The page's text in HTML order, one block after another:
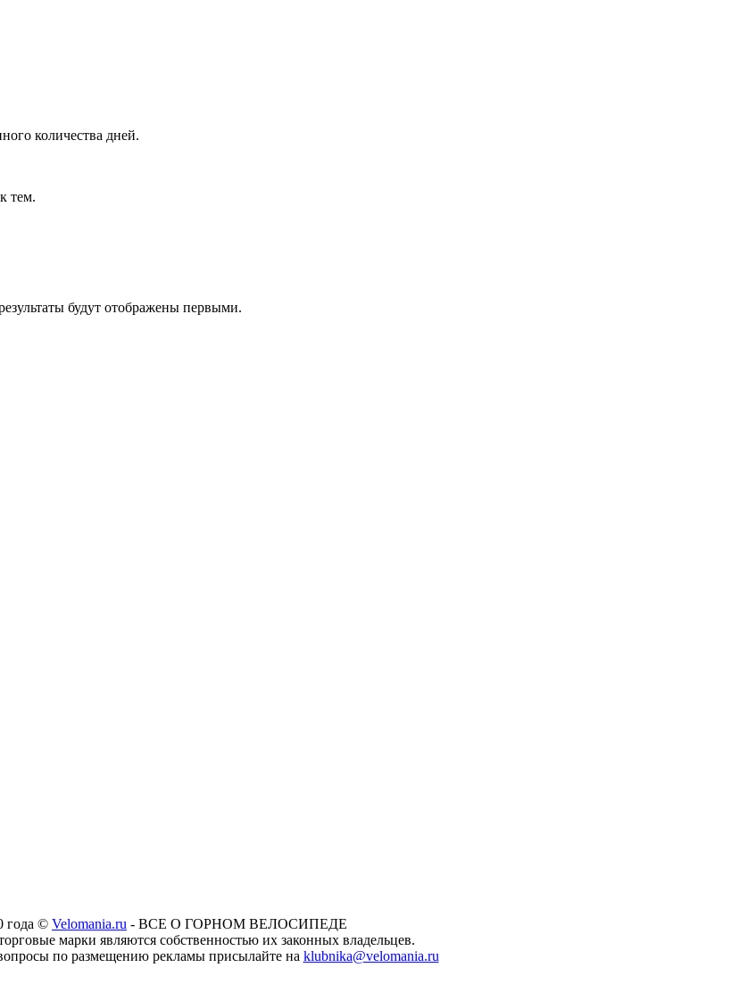
количества дней.
тем.
будут отображены первыми.
года © Velomania.ru - ВСЕ О ГОРНОМ ВЕЛОСИПЕДЕ
марки являются собственностью их законных владельцев.
по размещению рекламы присылайте на klubnika@velomania.ru